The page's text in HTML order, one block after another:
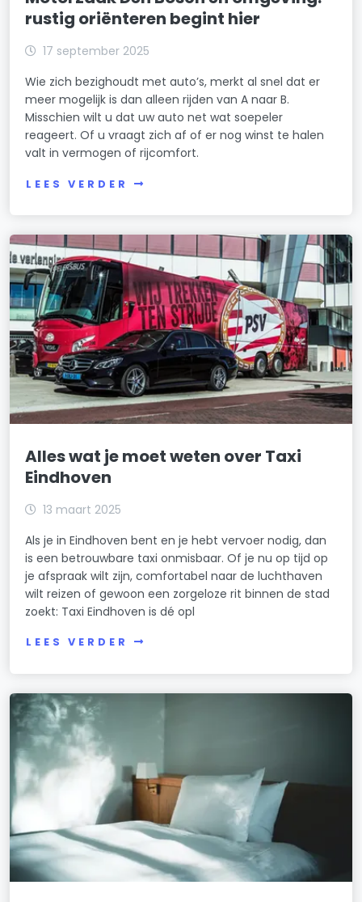
rustig oriënteren begint hier
17 september 2025
Wie zich bezighoudt met auto’s, merkt al snel dat er
meer mogelijk is dan alleen rijden van A naar B.
Misschien wilt u dat uw auto net wat soepeler
reageert. Of u vraagt zich af of er nog winst te halen
valt in vermogen of rijcomfort.
LEES VERDER
Alles wat je moet weten over Taxi
Eindhoven
13 maart 2025
Als je in Eindhoven bent en je hebt vervoer nodig, dan
is een betrouwbare taxi onmisbaar. Of je nu op tijd op
je afspraak wilt zijn, comfortabel naar de luchthaven
wilt reizen of gewoon een zorgeloze rit binnen de stad
zoekt: Taxi Eindhoven is dé opl
LEES VERDER